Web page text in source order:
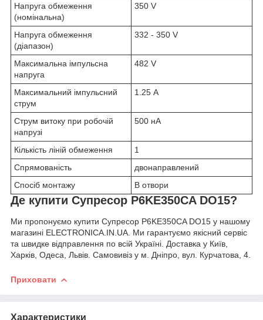
Напруга обмеження
(номінальна)
350 V
Напруга обмеження
(діапазон)
332 - 350 V
Максимальна імпульсна
напруга
482 V
Максимальний імпульсний
струм
1.25 А
Струм витоку при робочій
напрузі
500 нА
Кількість ліній обмеження
1
Спрямованість
двонаправлений
Спосіб монтажу
В отвори
Де купити Супресор P6KE350CA DO15?
Ми пропонуємо купити Супресор P6KE350CA DO15 у нашому
магазині ELECTRONICA.IN.UA. Ми гарантуємо якісний сервіс
та швидке відправлення по всій Україні. Доставка у Київ,
Харків, Одеса, Львів. Самовивіз у м. Дніпро, вул. Курчатова, 4.
Приховати
Характеристики